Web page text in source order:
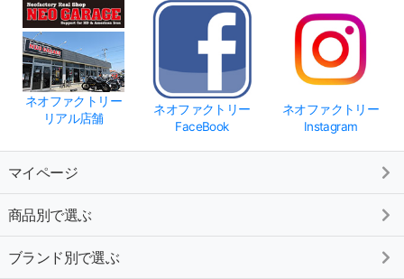
ネオファクトリー
リアル店舗
ネオファクトリー
FaceBook
ネオファクトリー
Instagram
マイページ
商品別で選ぶ
ブランド別で選ぶ